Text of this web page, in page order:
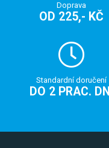
Doprava
OD 225,- KČ
Standardní doručení
DO 2 PRAC. DNÍ